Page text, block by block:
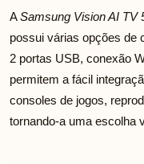
ASamsung Vision AI TV
possui várias opções de
2 portas USB, conexão
permitem a fácil
consoles de jogos,
tornando-a uma escolha